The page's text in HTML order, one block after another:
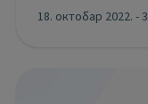
18. октобар 2022. -